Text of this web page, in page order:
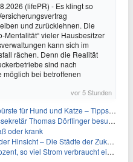
(lifePR) - Es klingt so
und zurücklehnen. Die
Mentalität“ vieler Hausbesitzer
kann sich im
rächen. Denn die Realität
sind nach
möglich bei betroffenen
vor 5 Stunden
und Katze – Tipps zur erfolgreichen Eingewöhnung
besucht Handwerksbetrieb im Kammerbezirk Freiburg
oder krank
– Die Städte der Zukunft sind grün-blau
viel Strom verbraucht ein Aufzug im Gebäude